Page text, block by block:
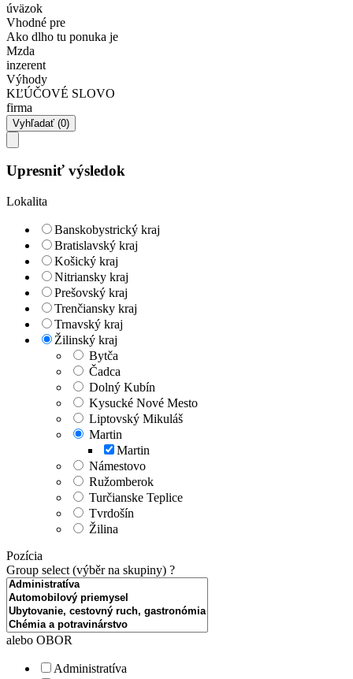
úväzok
Vhodné pre
Ako dlho tu ponuka je
Mzda
inzerent
Výhody
KĽÚČOVÉ SLOVO
firma
Upresniť výsledok
Lokalita
Banskobystrický kraj
Bratislavský kraj
Košický kraj
Nitriansky kraj
Prešovský kraj
Trenčiansky kraj
Trnavský kraj
Žilinský kraj
Bytča
Čadca
Dolný Kubín
Kysucké Nové Mesto
Liptovský Mikuláš
Martin
Martin
Námestovo
Ružomberok
Turčianske Teplice
Tvrdošín
Žilina
Pozícia
Group select (výběr na skupiny) ?
alebo OBOR
Administratíva